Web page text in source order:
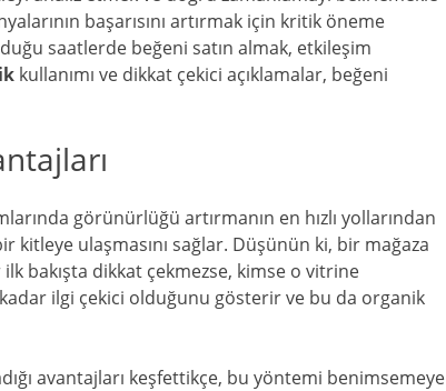
başarısını artırmak için kritik öneme
saatlerde beğeni satın almak, etkileşim
kullanımı ve dikkat çekici açıklamalar, beğeni
görünürlüğü artırmanın en hızlı yollarından
ulaşmasını sağlar. Düşünün ki, bir mağaza
bakışta dikkat çekmezse, kimse o vitrine
ilgi çekici olduğunu gösterir ve bu da organik
avantajları keşfettikçe, bu yöntemi benimsemeye